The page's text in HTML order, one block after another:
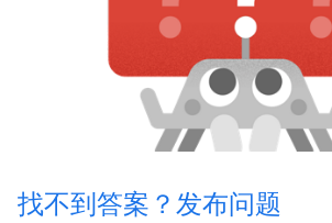
找不到答案？发布问题